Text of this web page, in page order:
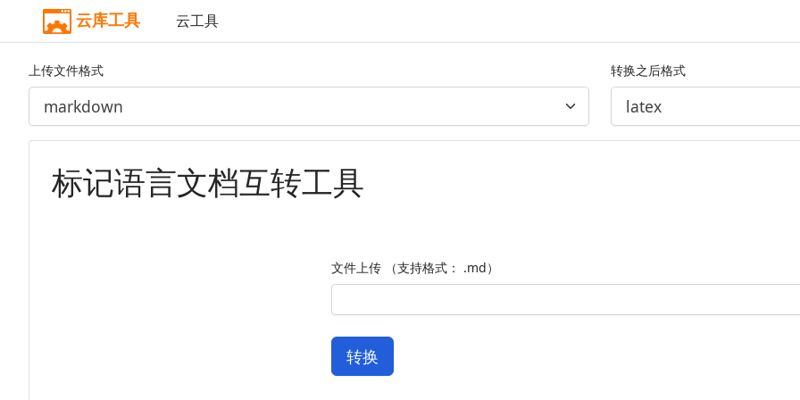
云库工具 云工具
上传文件格式 转换之后格式
标记语言文档互转工具
文件上传 （支持格式： .md）
转换